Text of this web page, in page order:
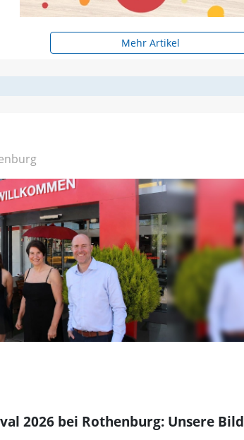
Mehr Artikel
2026 bei Rothenburg: Unsere